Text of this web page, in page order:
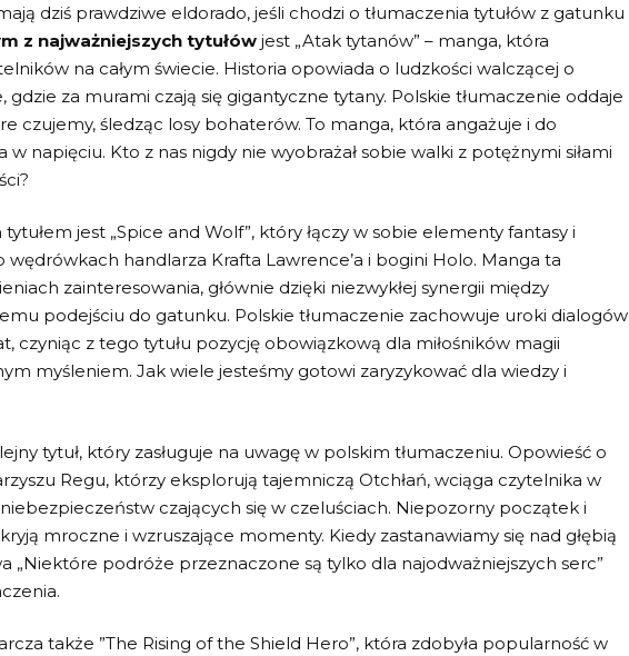
dziś prawdziwe eldorado, jeśli ⁣chodzi o tłumaczenia ​tytułów z ​gatunku
z najważniejszych⁤ tytułów jest „Atak tytanów” –⁣ manga, ⁢która⁢
na całym świecie. Historia opowiada o ‍ludzkości walczącej o
gdzie za murami ​czają się gigantyczne​ tytany. ⁤Polskie⁢ tłumaczenie ‍oddaje
czujemy, śledząc ‍losy bohaterów. ‌To manga, która angażuje i do
napięciu. Kto ⁢z nas nigdy nie wyobrażał sobie walki z‌ potężnymi siłami
jest⁤ „Spice and Wolf”,​ który ‍łączy w sobie elementy fantasy i
wędrówkach handlarza Krafta Lawrence’a‌ i bogini Holo.​ Manga ta⁢
zainteresowania, głównie dzięki niezwykłej ‍synergii między
podejściu‌ do gatunku. Polskie tłumaczenie zachowuje uroki​ dialogów
czyniąc z tego ⁣tytułu pozycję obowiązkową dla ‍miłośników magii
myśleniem. Jak wiele ⁣jesteśmy⁣ gotowi zaryzykować dla wiedzy i
tytuł, który zasługuje na uwagę w⁣ polskim⁢ tłumaczeniu. Opowieść o
Regu, którzy ⁢eksplorują tajemniczą⁢ Otchłań, ‍wciąga czytelnika w
⁢czających⁣ się w czeluściach. Niepozorny⁣ początek i‌
mroczne i wzruszające momenty. Kiedy zastanawiamy ‌się nad ‍głębią
„Niektóre ‌podróże przeznaczone ⁣są tylko dla najodważniejszych serc”
także ⁢”The Rising of ‍the Shield Hero”,⁤ która zdobyła⁤ popularność w